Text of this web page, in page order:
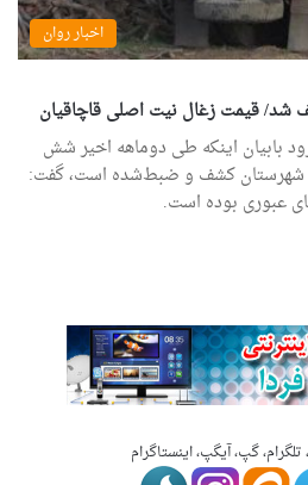
اخبار روان
بابیان اینکه طی دوماهه اخیر شش
شهرستان کشف و ضبط‌شده است، گفت:
عبوری بوده است.
گپ، آیگپ، اینستاگرام